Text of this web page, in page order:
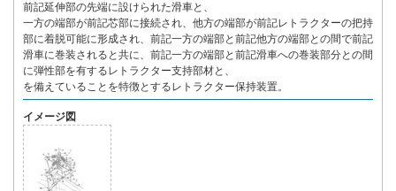
前記延伸部の先端に設けられた滑車と、
一方の端部が前記芯部に接続され、他方の端部が前記レトラクターの把持
部に着脱可能に形成され、前記一方の端部と前記他方の端部との間で前記
滑車に巻装されると共に、前記一方の端部と前記滑車への巻装部分との間
に弾性部を有するレトラクター支持部材と、
を備えていることを特徴とするレトラクター保持装置。
イメージ図